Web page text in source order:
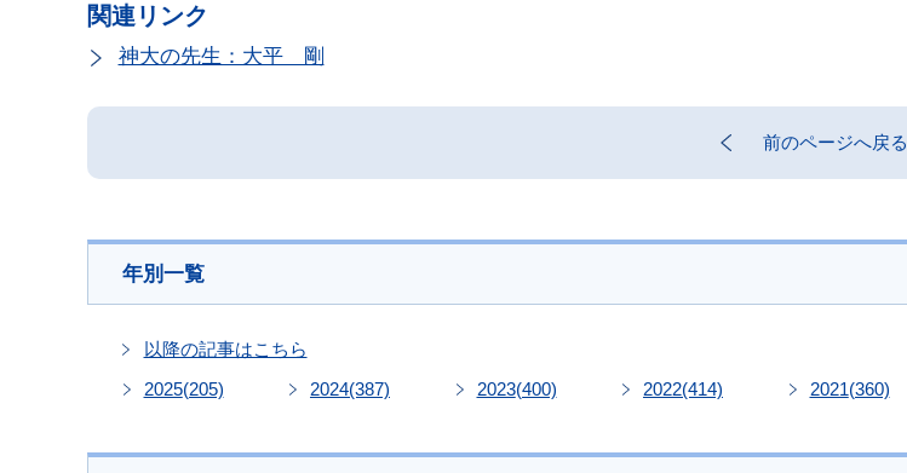
関連リンク
神大の先生：大平 剛
前のページへ戻る
年別一覧
以降の記事はこちら
2025(205) 2024(387) 2023(400) 2022(414) 2021(360)